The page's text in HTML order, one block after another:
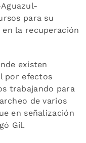
para su
la recuperación
existen
por efectos
trabajando para
de varios
en señalización
Gil.